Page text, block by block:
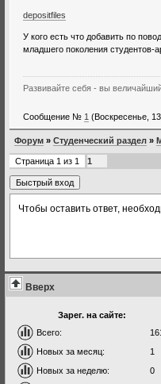
depositfiles
У кого есть что добавить по
младшего поколения студентов-
Развивайте себя - вы
Сообщение № 1 (Воскресенье,
Форум » Студенческий раздел »
Страница 1 из 1 1
Чтобы оставить ответ,
Вверх
Зарег. на сайте:
Всего:
Новых за месяц:
1
Новых за неделю:
0